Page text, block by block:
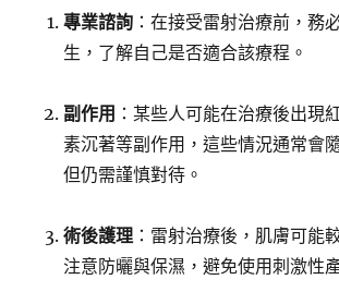
專業諮詢 ：在接受雷射治療前，務
生，了解自己是否適合該療程。
副作用 ：某些人可能在治療後出現
素沉著等副作用，這些情況通常會
但仍需謹慎對待。
術後護理 ：雷射治療後，肌膚可能
注意防曬與保濕，避免使用刺激性